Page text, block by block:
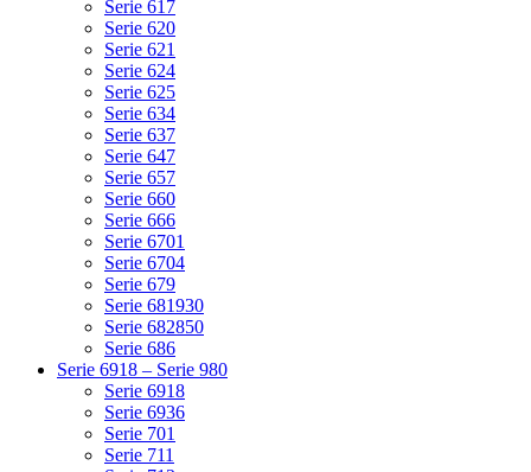
Serie 617
Serie 620
Serie 621
Serie 624
Serie 625
Serie 634
Serie 637
Serie 647
Serie 657
Serie 660
Serie 666
Serie 6701
Serie 6704
Serie 679
Serie 681930
Serie 682850
Serie 686
Serie 6918 – Serie 980
Serie 6918
Serie 6936
Serie 701
Serie 711